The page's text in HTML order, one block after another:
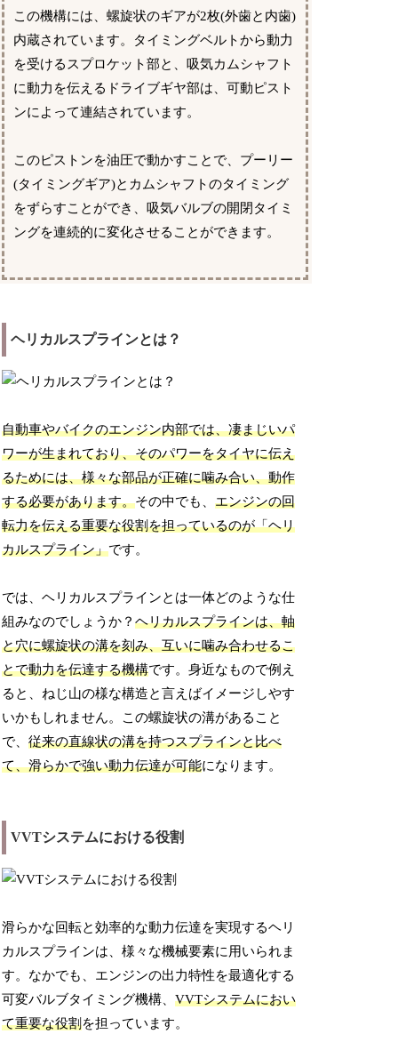
この機構には、螺旋状のギアが2枚(外歯と内歯)
内蔵されています。タイミングベルトから動力
を受けるスプロケット部と、吸気カムシャフト
に動力を伝えるドライブギヤ部は、可動ピスト
ンによって連結されています。
このピストンを油圧で動かすことで、プーリー
(タイミングギア)とカムシャフトのタイミング
をずらすことができ、吸気バルブの開閉タイミ
ングを連続的に変化させることができます。
ヘリカルスプラインとは？
自動車やバイクのエンジン内部では、凄まじいパ
ワーが生まれており、そのパワーをタイヤに伝え
るためには、様々な部品が正確に噛み合い、動作
する必要があります。その中でも、エンジンの回
転力を伝える重要な役割を担っているのが「ヘリ
カルスプライン」です。
では、ヘリカルスプラインとは一体どのような仕
組みなのでしょうか？ヘリカルスプラインは、軸
と穴に螺旋状の溝を刻み、互いに噛み合わせるこ
とで動力を伝達する機構です。身近なもので例え
ると、ねじ山の様な構造と言えばイメージしやす
いかもしれません。この螺旋状の溝があること
で、従来の直線状の溝を持つスプラインと比べ
て、滑らかで強い動力伝達が可能になります。
VVTシステムにおける役割
滑らかな回転と効率的な動力伝達を実現するヘリ
カルスプラインは、様々な機械要素に用いられま
す。なかでも、エンジンの出力特性を最適化する
可変バルブタイミング機構、VVTシステムにおい
て重要な役割を担っています。